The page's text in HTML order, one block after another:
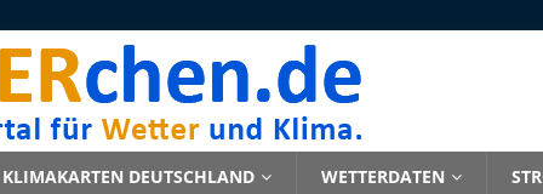
KLIMAKARTEN DEUTSCHLAND WETTERDATEN